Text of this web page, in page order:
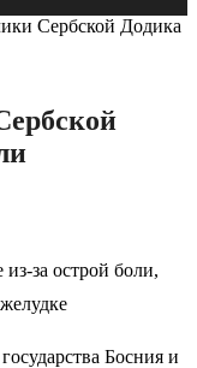
Сербской Додика
за острой боли,
Босния и